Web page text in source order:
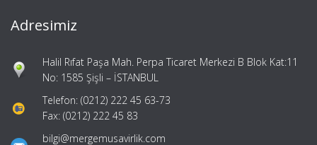
Adresimiz
Halil Rıfat Paşa Mah. Perpa Ticaret Merkezi B Blok Kat:11
No: 1585 Şişli – İSTANBUL
Telefon: (0212) 222 45 63-73
Fax: (0212) 222 45 83
bilgi@mergemusavirlik.com